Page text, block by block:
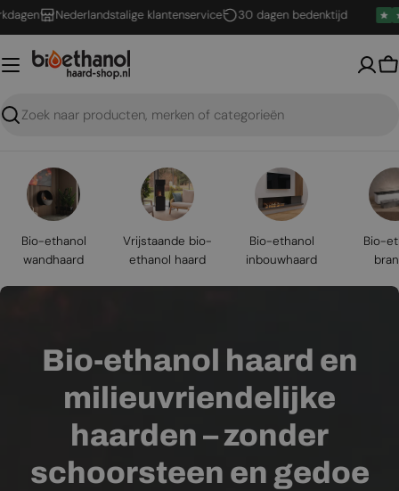
Ga
naar
inhoud
Nederlandstalige klantenservice 30 dagen bedenktijd
Zoeken
Bio-ethanol
wandhaard
Vrijstaande bio-
ethanol haard
Bio-ethanol
inbouwhaard
Bio-
Bio-ethanol haard en
milieuvriendelijke
haarden – zonder
schoorsteen en gedoe